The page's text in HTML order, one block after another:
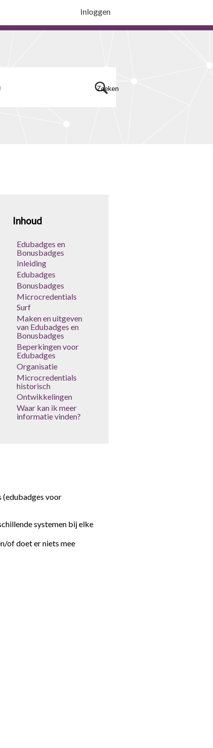
Inloggen
Zoeken
Inhoud
Edubadges en
Bonusbadges
Inleiding
Edubadges
Bonusbadges
Microcredentials
Surf
Maken en uitgeven
van Edubadges en
Bonusbadges
Beperkingen voor
Edubadges
Organisatie
Microcredentials
historisch
Ontwikkelingen
Waar kan ik meer
informatie vinden?
(edubadges voor
systemen bij elke
of doet er niets mee